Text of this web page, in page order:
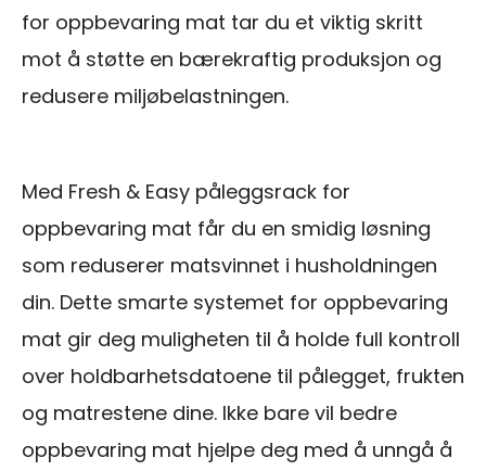
for oppbevaring mat tar du et viktig skritt
mot å støtte en bærekraftig produksjon og
redusere miljøbelastningen.
Med Fresh & Easy påleggsrack for
oppbevaring mat får du en smidig løsning
som reduserer matsvinnet i husholdningen
din. Dette smarte systemet for oppbevaring
mat gir deg muligheten til å holde full kontroll
over holdbarhetsdatoene til pålegget, frukten
og matrestene dine. Ikke bare vil bedre
oppbevaring mat hjelpe deg med å unngå å